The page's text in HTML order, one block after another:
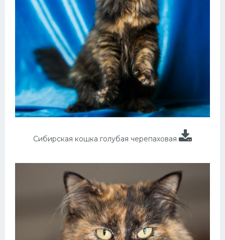
Сибирская кошка голубая черепаховая